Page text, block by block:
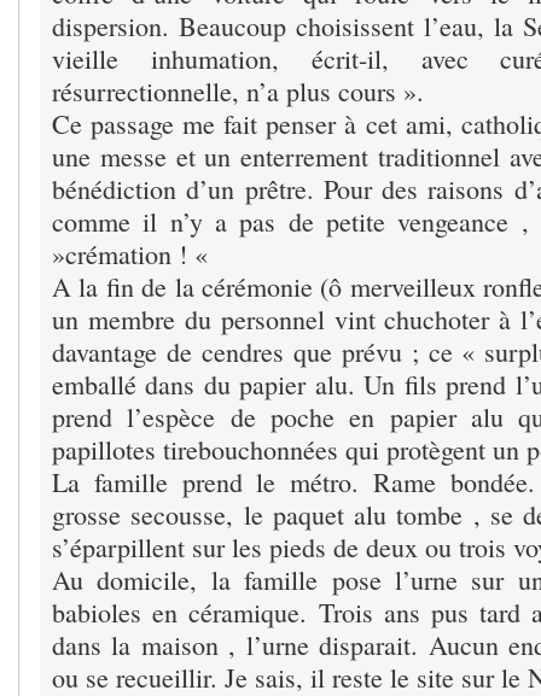
dispersion. Beaucoup choisissent l’eau, la
vieille inhumation, écrit-il, avec
résurrectionnelle, n’a plus cours ».
Ce passage me fait penser à cet ami,
une messe et un enterrement traditionnel
bénédiction d’un prêtre. Pour des raisons
comme il n’y a pas de petite vengeance
»crémation ! «
A la fin de la cérémonie (ô merveilleux
un membre du personnel vint chuchoter à
davantage de cendres que prévu ; ce «
emballé dans du papier alu. Un fils prend
prend l’espèce de poche en papier alu
papillotes tirebouchonnées qui protègent un
La famille prend le métro. Rame
grosse secousse, le paquet alu tombe , se
s’éparpillent sur les pieds de deux ou trois
Au domicile, la famille pose l’urne sur
babioles en céramique. Trois ans pus tard
dans la maison , l’urne disparait. Aucun
ou se recueillir. Je sais, il reste le site sur le